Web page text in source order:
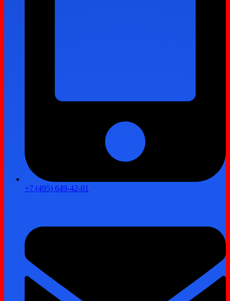
+7 (495) 649-42-01